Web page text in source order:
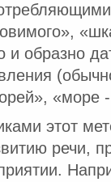
и образно
«море
этот
речи,